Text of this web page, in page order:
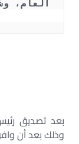
بعد تصديق
وذلك بعد أن